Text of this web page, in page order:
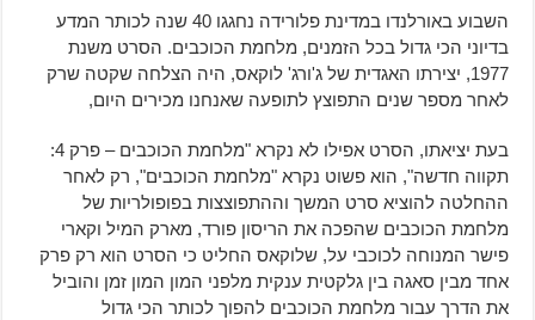
השבוע באורלנדו במדינת פלורידה נחגגו 40 שנה לכותר המדע
בדיוני הכי גדול בכל הזמנים, מלחמת הכוכבים. הסרט משנת
1977, יצירתו האגדית של ג'ורג' לוקאס, היה הצלחה שקטה שרק
לאחר מספר שנים התפוצץ לתופעה שאנחנו מכירים היום,
בעת יציאתו, הסרט אפילו לא נקרא "מלחמת הכוכבים – פרק 4:
תקווה חדשה", הוא פשוט נקרא "מלחמת הכוכבים", רק לאחר
ההחלטה להוציא סרט המשך וההתפוצצות בפופולריות של
מלחמת הכוכבים שהפכה את הריסון פורד, מארק המיל וקארי
פישר המנוחה לכוכבי על, שלוקאס החליט כי הסרט הוא רק פרק
אחד מבין סאגה בין גלקטית ענקית מלפני המון המון זמן והוביל
את הדרך עבור מלחמת הכוכבים להפוך לכותר הכי גדול